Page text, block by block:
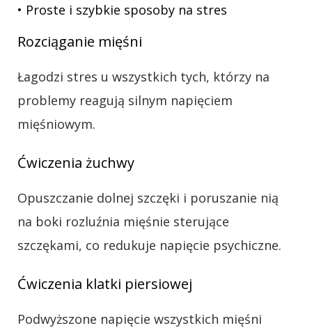
• Proste i szybkie sposoby na stres
Rozciąganie mięśni
Łagodzi stres u wszystkich tych, którzy na
problemy reagują silnym napięciem
mięśniowym.
Ćwiczenia żuchwy
Opuszczanie dolnej szczęki i poruszanie nią
na boki rozluźnia mięśnie sterujące
szczękami, co redukuje napięcie psychiczne.
Ćwiczenia klatki piersiowej
Podwyższone napięcie wszystkich mięśni